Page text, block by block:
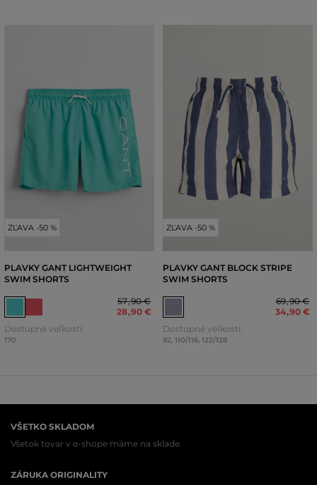
ZĽAVA -50 %
PLAVKY GANT LIGHTWEIGHT
SWIM SHORTS
57,90 €
28,90 €
Dostupné veľkosti:
170
ZĽAVA -50 %
PLAVKY GANT BLOCK STRIPE
SWIM SHORTS
69,90 €
34,90 €
Dostupné veľkosti:
92, 110/116, 122/128
VŠETKO SKLADOM
Všetok tovar v e-shope máme na sklade.
ZÁRUKA ORIGINALITY